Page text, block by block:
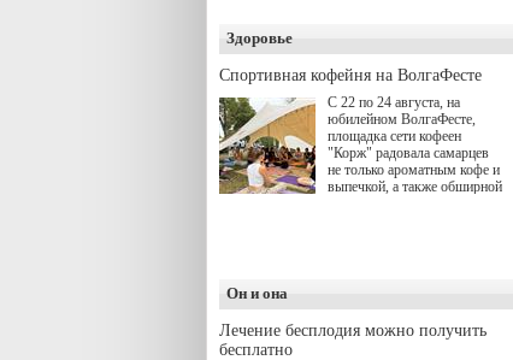
Здоровье
Спортивная кофейня на ВолгаФесте
С 22 по 24 августа, на
юбилейном ВолгаФесте,
площадка сети кофеен
"Корж" радовала самарцев
не только ароматным кофе и
выпечкой, а также обширной
Он и она
Лечение бесплодия можно получить
бесплатно